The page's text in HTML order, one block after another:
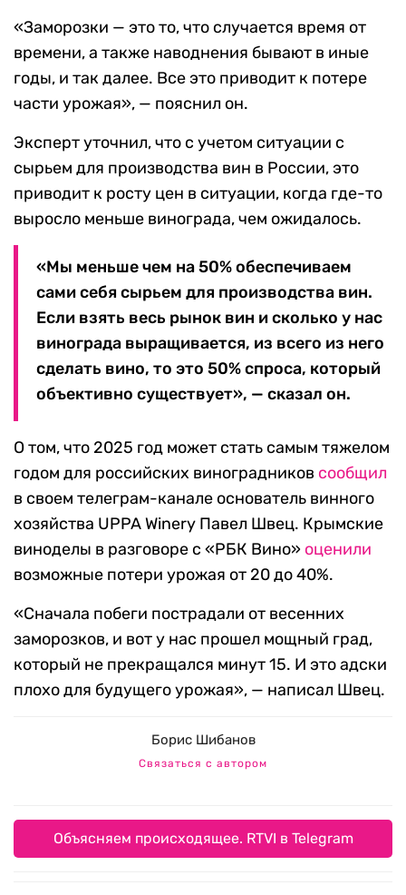
«Заморозки — это то, что случается время от
времени, а также наводнения бывают в иные
годы, и так далее. Все это приводит к потере
части урожая», — пояснил он.
Эксперт уточнил, что с учетом ситуации с
сырьем для производства вин в России, это
приводит к росту цен в ситуации, когда где-то
выросло меньше винограда, чем ожидалось.
«Мы меньше чем на 50% обеспечиваем
сами себя сырьем для производства вин.
Если взять весь рынок вин и сколько у нас
винограда выращивается, из всего из него
сделать вино, то это 50% спроса, который
объективно существует», — сказал он.
О том, что 2025 год может стать самым тяжелом
годом для российских виноградников сообщил
в своем телеграм-канале основатель винного
хозяйства UPPA Winery Павел Швец. Крымские
виноделы в разговоре с «РБК Вино» оценили
возможные потери урожая от 20 до 40%.
«Сначала побеги пострадали от весенних
заморозков, и вот у нас прошел мощный град,
который не прекращался минут 15. И это адски
плохо для будущего урожая», — написал Швец.
Борис Шибанов
Связаться с автором
Объясняем происходящее. RTVI в Telegram